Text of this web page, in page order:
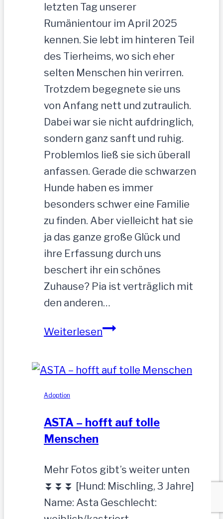
letzten Tag unserer
Rumänientour im April 2025
kennen. Sie lebt im hinteren Teil
des Tierheims, wo sich eher
selten Menschen hin verirren.
Trotzdem begegnete sie uns
von Anfang nett und zutraulich.
Dabei war sie nicht aufdringlich,
sondern ganz sanft und ruhig.
Problemlos ließ sie sich überall
anfassen. Gerade die schwarzen
Hunde haben es immer
besonders schwer eine Familie
zu finden. Aber vielleicht hat sie
ja das ganze große Glück und
ihre Erfassung durch uns
beschert ihr ein schönes
Zuhause? Pia ist verträglich mit
den anderen…
WeiterlesenPIA-
cm
Adoption
ASTA – hofft auf tolle
Menschen
Mehr Fotos gibt’s weiter unten
⏬⏬⏬ [Hund: Mischling, 3 Jahre]
Name: Asta Geschlecht: